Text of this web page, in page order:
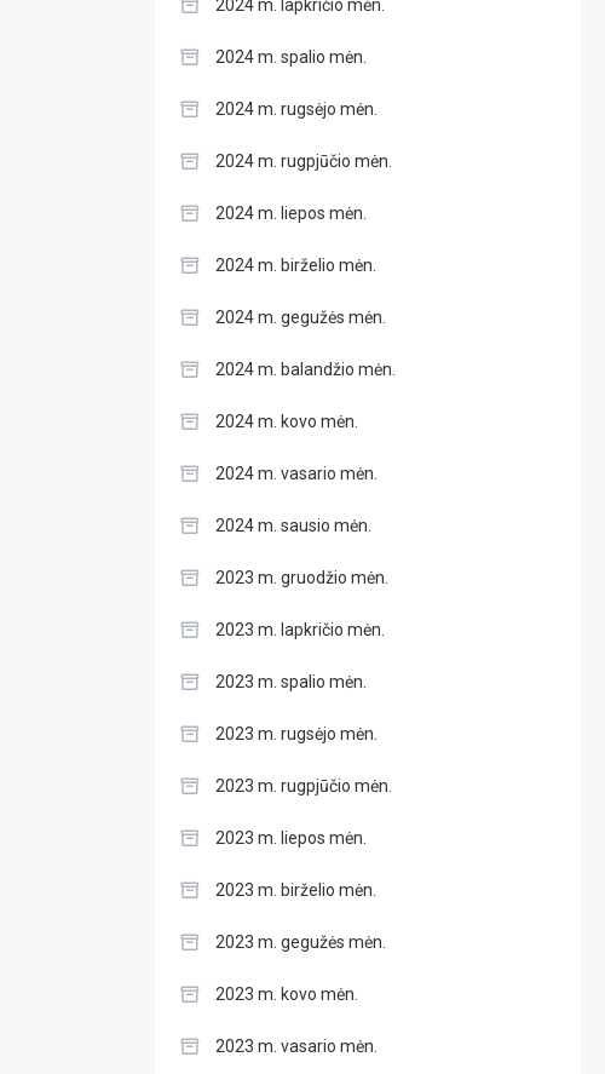
2024 m. lapkričio mėn.
2024 m. spalio mėn.
2024 m. rugsėjo mėn.
2024 m. rugpjūčio mėn.
2024 m. liepos mėn.
2024 m. birželio mėn.
2024 m. gegužės mėn.
2024 m. balandžio mėn.
2024 m. kovo mėn.
2024 m. vasario mėn.
2024 m. sausio mėn.
2023 m. gruodžio mėn.
2023 m. lapkričio mėn.
2023 m. spalio mėn.
2023 m. rugsėjo mėn.
2023 m. rugpjūčio mėn.
2023 m. liepos mėn.
2023 m. birželio mėn.
2023 m. gegužės mėn.
2023 m. kovo mėn.
2023 m. vasario mėn.